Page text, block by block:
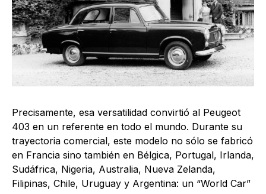
Precisamente, esa versatilidad convirtió al Peugeot
403 en un referente en todo el mundo. Durante su
trayectoria comercial, este modelo no sólo se fabricó
en Francia sino también en Bélgica, Portugal, Irlanda,
Sudáfrica, Nigeria, Australia, Nueva Zelanda,
Filipinas, Chile, Uruguay y Argentina: un “World Car”